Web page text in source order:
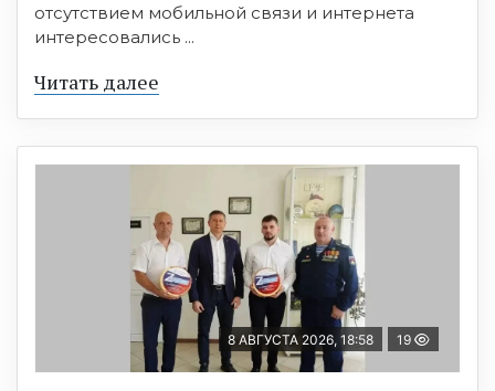
отсутствием мобильной связи и интернета
интересовались ...
Читать далее
8 АВГУСТА 2026, 18:58 19